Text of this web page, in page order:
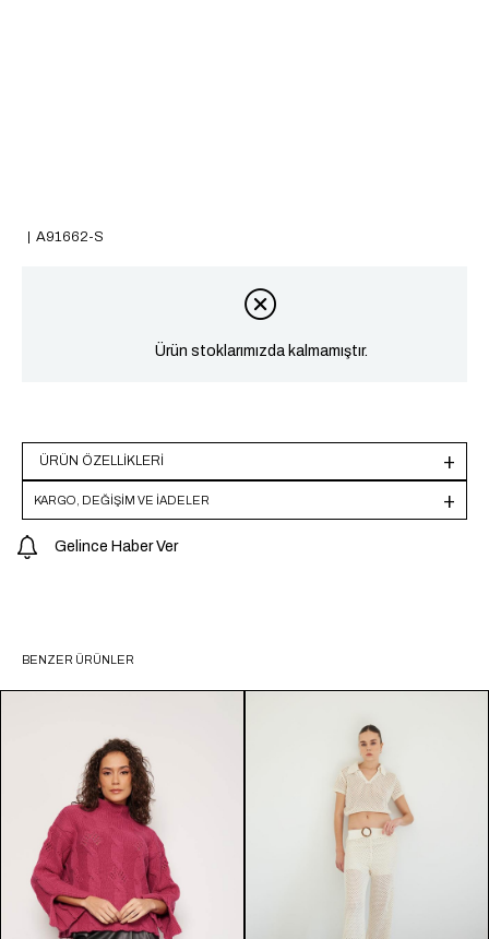
A91662-S
Ürün stoklarımızda kalmamıştır.
ÜRÜN ÖZELLIKLERI
KARGO, DEĞİŞİM VE İADELER
Gelince Haber Ver
BENZER ÜRÜNLER